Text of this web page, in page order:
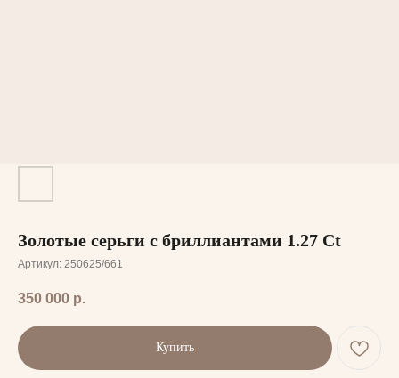
Золотые серьги с бриллиантами 1.27 Ct
Артикул: 250625/661
350 000 р.
Купить